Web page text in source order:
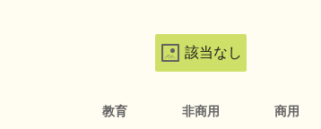
該当なし
教育 非商用 商用